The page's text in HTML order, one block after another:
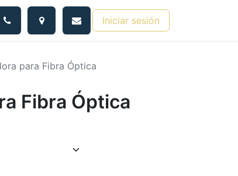
Iniciar sesión
para Fibra Óptica
Fibra Óptica